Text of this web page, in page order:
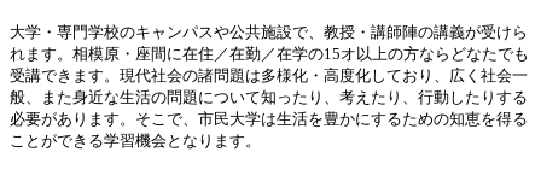
大学・専門学校のキャンパスや公共施設で、教授・講師陣の講義が受けら
れます。相模原・座間に在住／在勤／在学の15オ以上の方ならどなたでも
受講できます。現代社会の諸問題は多様化・高度化しており、広く社会一
般、また身近な生活の問題について知ったり、考えたり、行動したりする
必要があります。そこで、市民大学は生活を豊かにするための知恵を得る
ことができる学習機会となります。